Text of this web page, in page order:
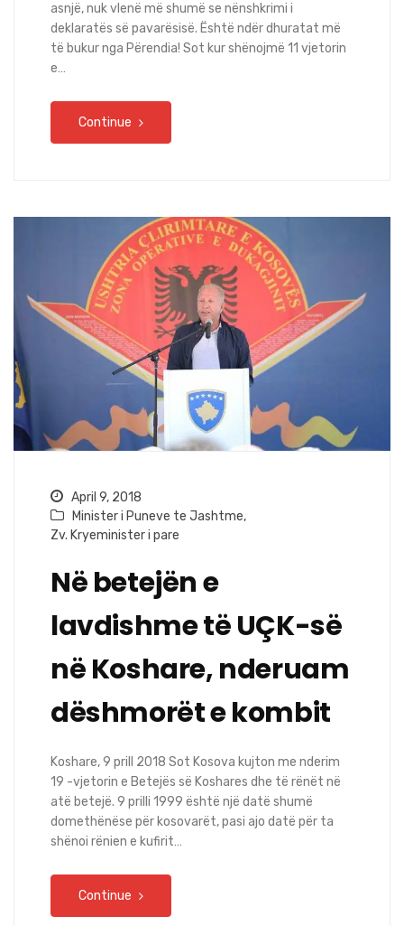
asnjë, nuk vlenë më shumë se nënshkrimi i
deklaratës së pavarësisë. Është ndër dhuratat më
të bukur nga Përendia! Sot kur shënojmë 11 vjetorin
e…
Continue
April 9, 2018
Minister i Puneve te Jashtme,
Zv. Kryeminister i pare
Në betejën e
lavdishme të UÇK-së
në Koshare, nderuam
dëshmorët e kombit
Koshare, 9 prill 2018 Sot Kosova kujton me nderim
19 -vjetorin e Betejës së Koshares dhe të rënët në
atë betejë. 9 prilli 1999 është një datë shumë
domethënëse për kosovarët, pasi ajo datë për ta
shënoi rënien e kufirit…
Continue